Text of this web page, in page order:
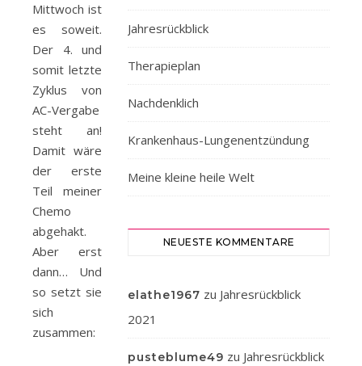
Mittwoch ist
es soweit.
Der 4. und
somit letzte
Zyklus von
AC-Vergabe
steht an!
Damit wäre
der erste
Teil meiner
Chemo
abgehakt.
Aber erst
dann… Und
so setzt sie
sich
zusammen:
Jahresrückblick
Therapieplan
Nachdenklich
Krankenhaus-Lungenentzündung
Meine kleine heile Welt
NEUESTE KOMMENTARE
elathe1967 zu Jahresrückblick
2021
pusteblume49 zu Jahresrückblick